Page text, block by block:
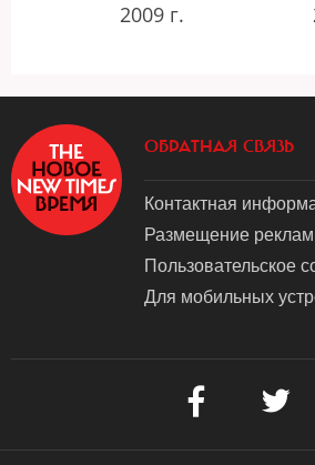
2009 г.
ОБРАТНАЯ СВЯЗЬ
Контактная
Размещение
Пользовательское
Для мобильных